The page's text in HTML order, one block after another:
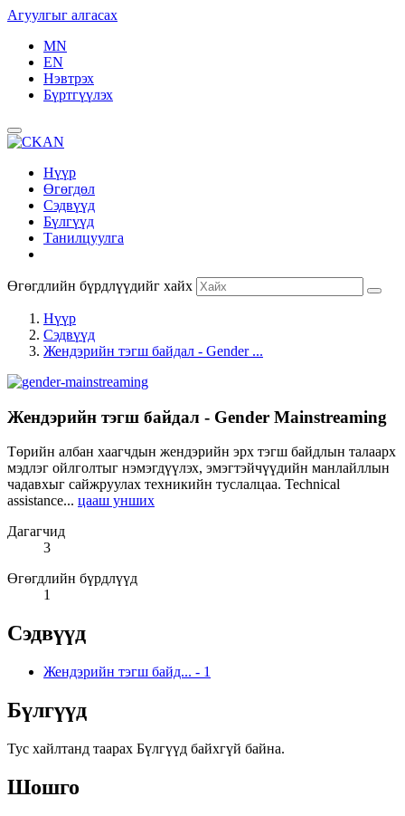
Агуулгыг алгасах
MN
EN
Нэвтрэх
Бүртгүүлэх
Нүүр
Өгөгдөл
Сэдвүүд
Бүлгүүд
Танилцуулга
Өгөгдлийн бүрдлүүдийг хайх
Нүүр
Сэдвүүд
Жендэрийн тэгш байдал - Gender ...
Жендэрийн тэгш байдал - Gender Mainstreaming
Төрийн албан хаагчдын жендэрийн эрх тэгш байдлын талаарх
мэдлэг ойлголтыг нэмэгдүүлэх, эмэгтэйчүүдийн манлайллын
чадавхыг сайжруулах техникийн туслалцаа. Technical
assistance... цааш унших
Дагагчид
3
Өгөгдлийн бүрдлүүд
1
Сэдвүүд
Жендэрийн тэгш байд... - 1
Бүлгүүд
Тус хайлтанд таарах Бүлгүүд байхгүй байна.
Шошго